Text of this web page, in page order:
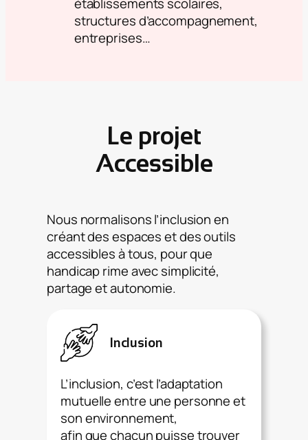
établissements scolaires,
structures d’accompagnement,
entreprises…
Le projet
Accessible
Nous normalisons l’inclusion en
créant des espaces et des outils
accessibles à tous, pour que
handicap rime avec simplicité,
partage et autonomie.
Inclusion
L’inclusion, c’est l’adaptation
mutuelle entre une personne et
son environnement,
afin que chacun puisse trouver